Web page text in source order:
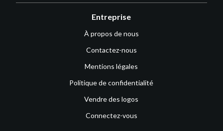
Entreprise
À propos de nous
Contactez-nous
Mentions légales
Politique de confidentialité
Vendre des logos
Connectez-vous